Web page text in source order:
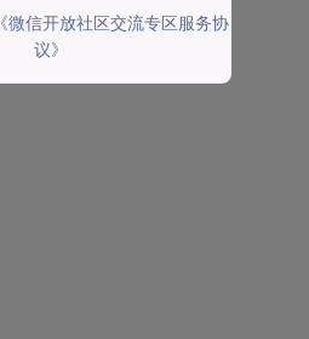
《微信开放社区交流专区服务协
议》